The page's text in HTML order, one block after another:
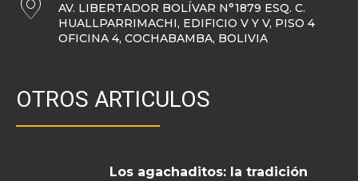
AV. LIBERTADOR BOLÍVAR N°1879 ESQ. C.
HUALLPARRIMACHI, EDIFICIO V Y V, PISO 4
OFICINA 4, COCHABAMBA, BOLIVIA
OTROS ARTICULOS
Los agachaditos: la tradición